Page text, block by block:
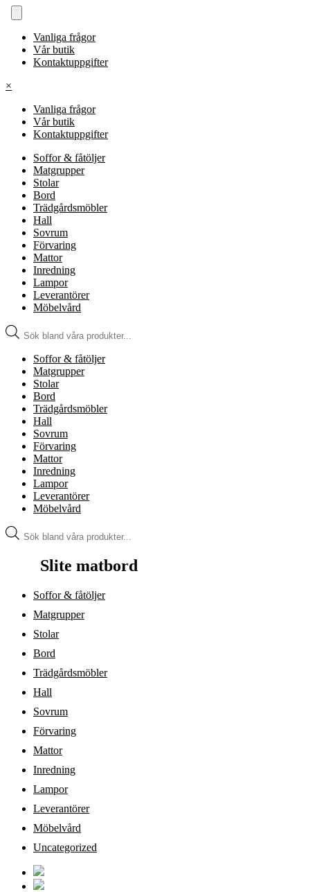
Vanliga frågor
Vår butik
Kontaktuppgifter
×
Vanliga frågor
Vår butik
Kontaktuppgifter
Soffor & fåtöljer
Matgrupper
Stolar
Bord
Trädgårdsmöbler
Hall
Sovrum
Förvaring
Mattor
Inredning
Lampor
Leverantörer
Möbelvård
Produktsökning
Soffor & fåtöljer
Matgrupper
Stolar
Bord
Trädgårdsmöbler
Hall
Sovrum
Förvaring
Mattor
Inredning
Lampor
Leverantörer
Möbelvård
Produktsökning
Slite matbord
Soffor & fåtöljer
Matgrupper
Stolar
Bord
Trädgårdsmöbler
Hall
Sovrum
Förvaring
Mattor
Inredning
Lampor
Leverantörer
Möbelvård
Uncategorized